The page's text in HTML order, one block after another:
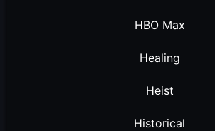
HBO Max
Healing
Heist
Historical